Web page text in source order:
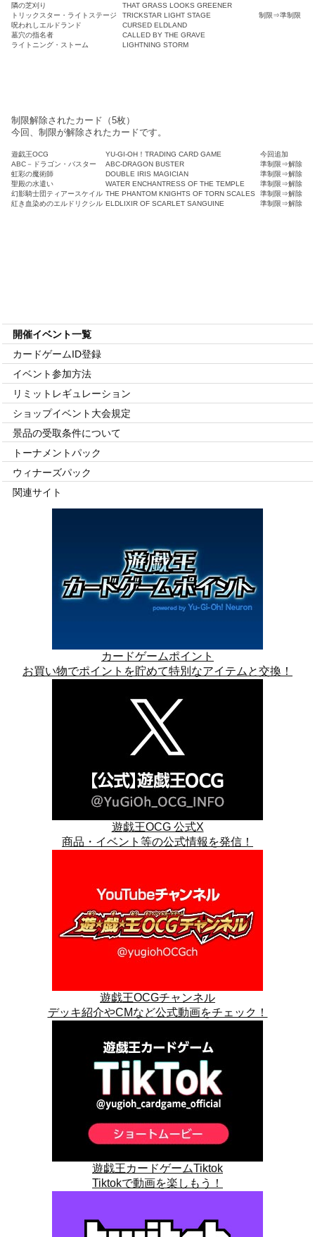
隣の芝刈り
THAT GRASS LOOKS GREENER
トリックスター・ライトステージ
TRICKSTAR LIGHT STAGE
制限⇒準制限
呪われしエルドランド
CURSED ELDLAND
墓穴の指名者
CALLED BY THE GRAVE
ライトニング・ストーム
LIGHTNING STORM
制限解除されたカード（5枚）
今回、制限が解除されたカードです。
遊戯王OCG YU-GI-OH！TRADING CARD GAME
今回追加
ABC－ドラゴン・バスター
ABC-DRAGON BUSTER
準制限⇒解除
虹彩の魔術師
DOUBLE IRIS MAGICIAN
準制限⇒解除
聖殿の水遣い
WATER ENCHANTRESS OF THE TEMPLE
準制限⇒解除
幻影騎士団ティアースケイル THE PHANTOM KNIGHTS OF TORN SCALES
準制限⇒解除
紅き血染めのエルドリクシル ELDLIXIR OF SCARLET SANGUINE 準制限⇒解除
開催イベント一覧
カードゲームID登録
イベント参加方法
リミット レギュレーション
ショップイベント 大会規定
景品の受取条件について
トーナメントパック
ウィナーズパック
関連サイト
カードゲームポイント
お買い物でポイントを貯めて特別なアイテムと交換！
遊戯王OCG 公式X
商品・イベント等の公式情報を発信！
遊戯王OCGチャンネル
デッキ紹介やCMなど公式動画をチェック！
遊戯王カードゲームTiktok
Tiktokで動画を楽しもう！